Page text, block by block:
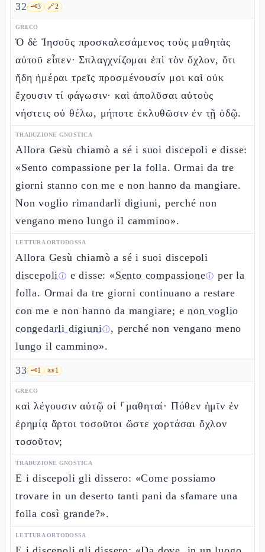
32 🗝️3 🔗2
GRECO
Ὁ δὲ Ἰησοῦς προσκαλεσάμενος τοὺς μαθητὰς
αὐτοῦ εἶπεν· Σπλαγχνίζομαι ἐπὶ τὸν ὄχλον, ὅτι
ἤδη ἡμέραι τρεῖς προσμένουσίν μοι καὶ οὐκ
ἔχουσιν τί φάγωσιν· καὶ ἀπολῦσαι αὐτοὺς
νήστεις οὐ θέλω, μήποτε ἐκλυθῶσιν ἐν τῇ ὁδῷ.
TRADUZIONE GNOSTICA
Allora Gesù chiamò a sé i suoi discepoli e disse:
«Sento compassione per la folla. Ormai da tre
giorni stanno con me e non hanno da mangiare.
Non voglio rimandarli digiuni, perché non
vengano meno lungo il cammino».
LETTURA ORTODOSSA
Allora Gesù chiamò a sé i suoi discepoli
discepoliⓘ e disse: «Sento compassioneⓘ per la
folla. Ormai da tre giorni continuano a restare
con me e non hanno da mangiare; enon voglio
congedarli digiuniⓘ, perché non vengano meno
lungo il cammino».
33 🗝️1 📜1
GRECO
καὶ λέγουσιν αὐτῷ οἱ ⸀μαθηταί· Πόθεν ἡμῖν ἐν
ἐρημίᾳ ἄρτοι τοσοῦτοι ὥστε χορτάσαι ὄχλον
τοσοῦτον;
TRADUZIONE GNOSTICA
E i discepoli gli dissero: «Come possiamo
trovare in un deserto tanti pani da sfamare una
folla così grande?».
LETTURA ORTODOSSA